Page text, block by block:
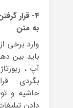
۴- قرار
به متن
وارد برخی
باید بین
آپ ،
بگردی .
حاشیه و
دادن